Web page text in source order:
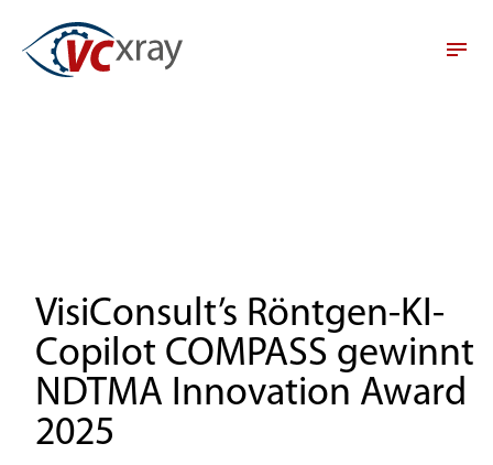
VisiConsult’s Röntgen-KI-
Copilot COMPASS gewinnt
NDTMA Innovation Award
2025